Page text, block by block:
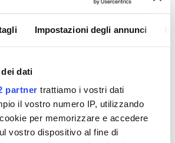
Impostazioni degli annunci
dati
partner trattiamo i vostri dati
il vostro numero IP, utilizzando
per memorizzare e accedere
vostro dispositivo al fine di